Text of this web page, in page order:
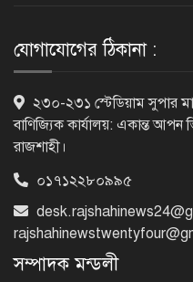
যোগাযোগের ঠিকানা :
২৩০-২৩১ স্টেডিয়াম সুপার
বাণিজ্যিক কার্যালয়: একান্ত
রাজশাহী।
০১৭১২২৮০৯৯৫
সম্পাদক মন্ডলী